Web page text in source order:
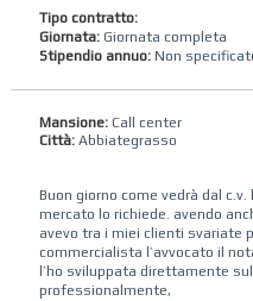
Tipo contratto:
Giornata: Giornata completa
Stipendio annuo: Non
Mansione:Call center
Città:Abbiategrasso
Buon giorno come vedrà dal
mercato lo richiede. avendo
avevo tra i miei clienti svariate
commercialista l’avvocato il
l’ho sviluppata direttamente
professionalmente,